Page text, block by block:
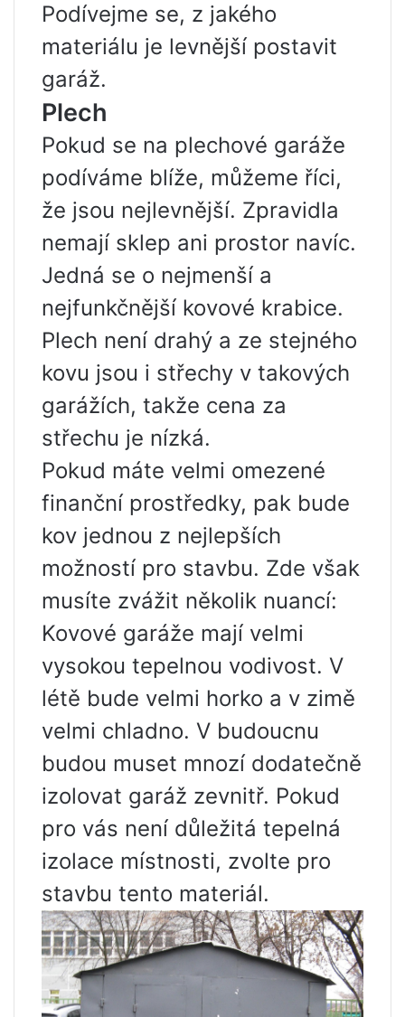
Podívejme se, z jakého
materiálu je levnější postavit
garáž.
Plech
Pokud se na plechové garáže
podíváme blíže, můžeme říci,
že jsou nejlevnější. Zpravidla
nemají sklep ani prostor navíc.
Jedná se o nejmenší a
nejfunkčnější kovové krabice.
Plech není drahý a ze stejného
kovu jsou i střechy v takových
garážích, takže cena za
střechu je nízká.
Pokud máte velmi omezené
finanční prostředky, pak bude
kov jednou z nejlepších
možností pro stavbu. Zde však
musíte zvážit několik nuancí:
Kovové garáže mají velmi
vysokou tepelnou vodivost. V
létě bude velmi horko a v zimě
velmi chladno. V budoucnu
budou muset mnozí dodatečně
izolovat garáž zevnitř. Pokud
pro vás není důležitá tepelná
izolace místnosti, zvolte pro
stavbu tento materiál.